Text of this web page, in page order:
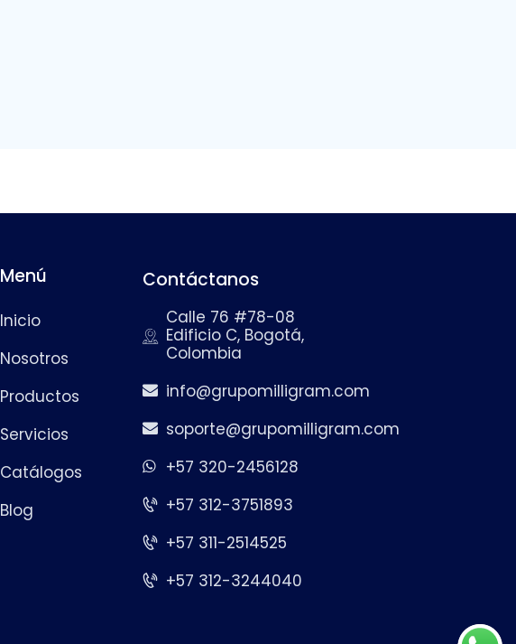
Menú
Inicio
Nosotros
Productos
Servicios
Catálogos
Blog
Contáctanos
Calle 76 #78-08
Edificio C, Bogotá,
Colombia
info@grupomilligram.com
soporte@grupomilligram.com
+57 320-2456128
+57 312-3751893
+57 311-2514525
+57 312-3244040